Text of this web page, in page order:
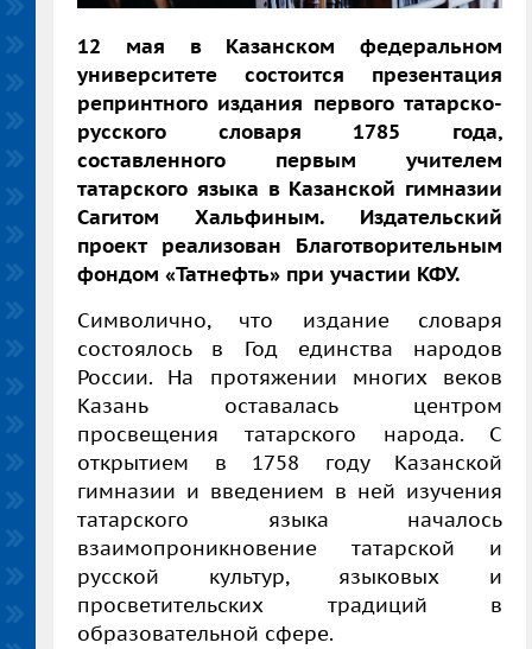
12 мая в Казанском федеральном
университете состоится презентация
репринтного издания первого татарско-
русского словаря 1785 года,
составленного первым учителем
татарского языка в Казанской гимназии
Сагитом Хальфиным. Издательский
проект реализован Благотворительным
фондом «Татнефть» при участии КФУ.
Символично, что издание словаря
состоялось в Год единства народов
России. На протяжении многих веков
Казань оставалась центром
просвещения татарского народа. С
открытием в 1758 году Казанской
гимназии и введением в ней изучения
татарского языка началось
взаимопроникновение татарской и
русской культур, языковых и
просветительских традиций в
образовательной сфере.